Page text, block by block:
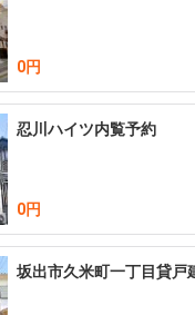
0円
忍川ハイツ内覧予約
0円
坂出市久米町一丁目貸戸